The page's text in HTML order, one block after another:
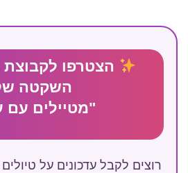
הצטרפו
השקטה
"מטיילים עם
רוצים לקבל עדכונים על